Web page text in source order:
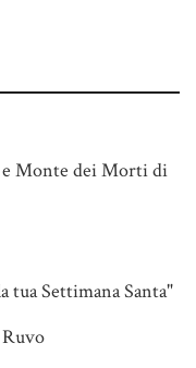
e Monte dei Morti di
tua Settimana Santa"